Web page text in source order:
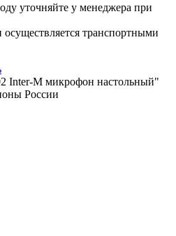
уточняйте у менеджера при
транспортными
Inter-M микрофон настольный"
России